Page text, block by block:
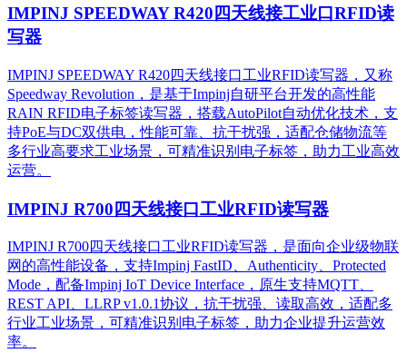
IMPINJ SPEEDWAY R420四天线接工业口RFID读
写器
IMPINJ SPEEDWAY R420四天线接口工业RFID读写器，又称
Speedway Revolution，是基于Impinj自研平台开发的高性能
RAIN RFID电子标签读写器，搭载AutoPilot自动优化技术，支
持PoE与DC双供电，性能可靠、抗干扰强，适配仓储物流等
多行业高要求工业场景，可精准识别电子标签，助力工业高效
运营。​
IMPINJ R700四天线接口工业RFID读写器
IMPINJ R700四天线接口工业RFID读写器，是面向企业级物联
网的高性能设备，支持Impinj FastID、Authenticity、Protected
Mode，配备Impinj IoT Device Interface，原生支持MQTT、
REST API、LLRP v1.0.1协议，抗干扰强、读取高效，适配多
行业工业场景，可精准识别电子标签，助力企业提升运营效
率。